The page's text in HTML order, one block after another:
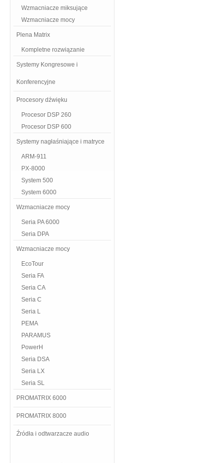
Wzmacniacze miksujące
Wzmacniacze mocy
Plena Matrix
Kompletne rozwiązanie
Systemy Kongresowe i
Konferencyjne
Procesory dźwięku
Procesor DSP 260
Procesor DSP 600
Systemy nagłaśniające i matryce
ARM-911
PX-8000
System 500
System 6000
Wzmacniacze mocy
Seria PA 6000
Seria DPA
Wzmacniacze mocy
EcoTour
Seria FA
Seria CA
Seria C
Seria L
PEMA
PARAMUS
PowerH
Seria DSA
Seria LX
Seria SL
PROMATRIX 6000
PROMATRIX 8000
Źródła i odtwarzacze audio